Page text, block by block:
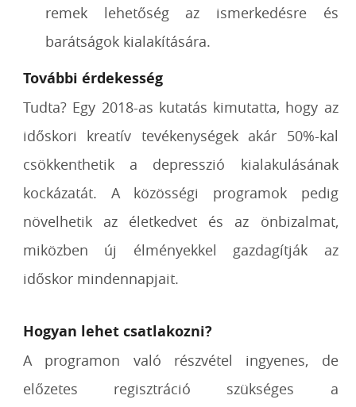
remek lehetőség az ismerkedésre és
barátságok kialakítására.
További érdekesség
Tudta? Egy 2018-as kutatás kimutatta, hogy az
időskori kreatív tevékenységek akár 50%-kal
csökkenthetik a depresszió kialakulásának
kockázatát. A közösségi programok pedig
növelhetik az életkedvet és az önbizalmat,
miközben új élményekkel gazdagítják az
időskor mindennapjait.
Hogyan lehet csatlakozni?
A programon való részvétel ingyenes, de
előzetes regisztráció szükséges a